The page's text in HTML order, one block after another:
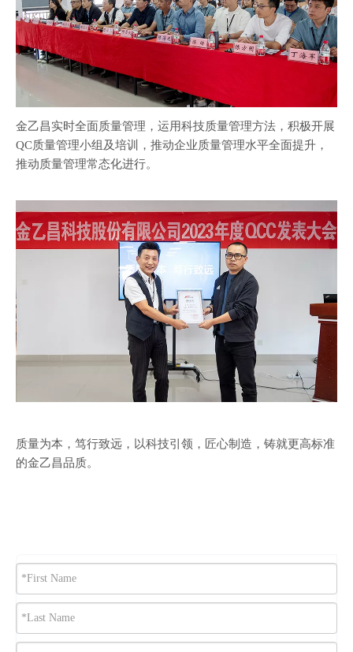
金乙昌实时全面质量管理，运用科技质量管理方法，积极开展
QC质量管理小组及培训，推动企业质量管理水平全面提升，
推动质量管理常态化进行。
质量为本，笃行致远，以科技引领，匠心制造，铸就更高标准
的金乙昌品质。